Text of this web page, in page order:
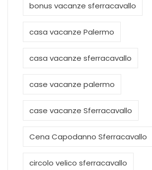
bonus vacanze sferracavallo
casa vacanze Palermo
casa vacanze sferracavallo
case vacanze palermo
case vacanze Sferracavallo
Cena Capodanno Sferracavallo
circolo velico sferracavallo